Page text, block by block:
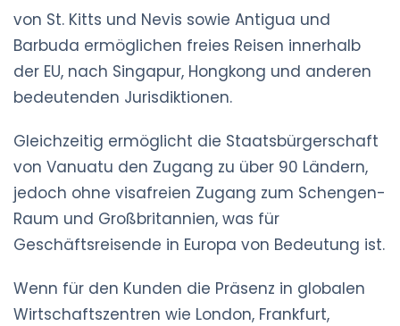
von St. Kitts und Nevis sowie Antigua und
Barbuda ermöglichen freies Reisen innerhalb
der EU, nach Singapur, Hongkong und anderen
bedeutenden Jurisdiktionen.
Gleichzeitig ermöglicht die Staatsbürgerschaft
von Vanuatu den Zugang zu über 90 Ländern,
jedoch ohne visafreien Zugang zum Schengen-
Raum und Großbritannien, was für
Geschäftsreisende in Europa von Bedeutung ist.
Wenn für den Kunden die Präsenz in globalen
Wirtschaftszentren wie London, Frankfurt,